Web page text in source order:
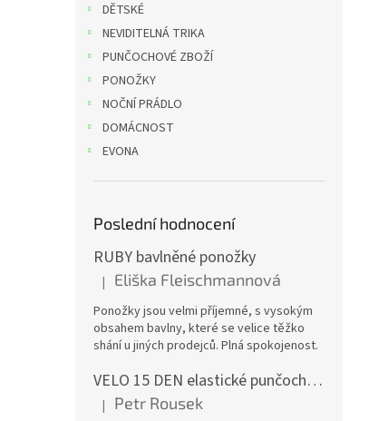
DĚTSKÉ
NEVIDITELNÁ TRIKA
PUNČOCHOVÉ ZBOŽÍ
PONOŽKY
NOČNÍ PRÁDLO
DOMÁCNOST
EVONA
Poslední hodnocení
RUBY bavlněné ponožky
Hodnocení produktu je 5 z 5 hvězdiček.
| Eliška Fleischmannová
Ponožky jsou velmi příjemné, s vysokým
obsahem bavlny, které se velice těžko
shání u jiných prodejců. Plná spokojenost.
VELO 15 DEN elastické punčochové kalhoty
Hodnocení produktu je 5 z 5 hvězdiček.
| Petr Rousek